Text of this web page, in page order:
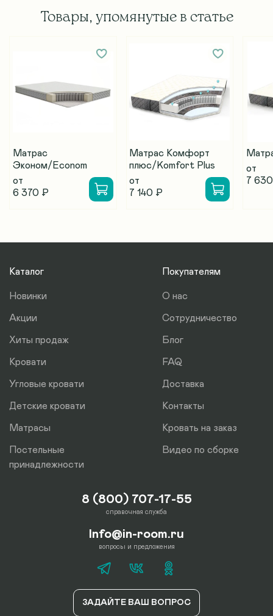
Товары, упомянутые в статье
Матрас
Эконом/Econom
от
6 370 ₽
Матрас Комфорт
плюс/Komfort Plus
от
7 140 ₽
от
7
Каталог
Новинки
Акции
Хиты продаж
Кровати
Угловые кровати
Детские кровати
Матрасы
Постельные
принадлежности
Покупателям
О нас
Сотрудничество
Блог
FAQ
Доставка
Контакты
Кровать на заказ
Видео по сборке
ЗАДАЙТЕ ВАШ ВОПРОС
8 (800) 707-17-55
справочная служба
Info@in-room.ru
вопросы и предложения